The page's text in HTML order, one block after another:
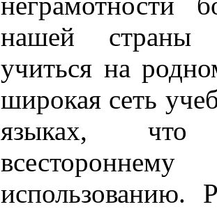
нашей страны
учиться на
широкая сеть
языках, что
использованию.